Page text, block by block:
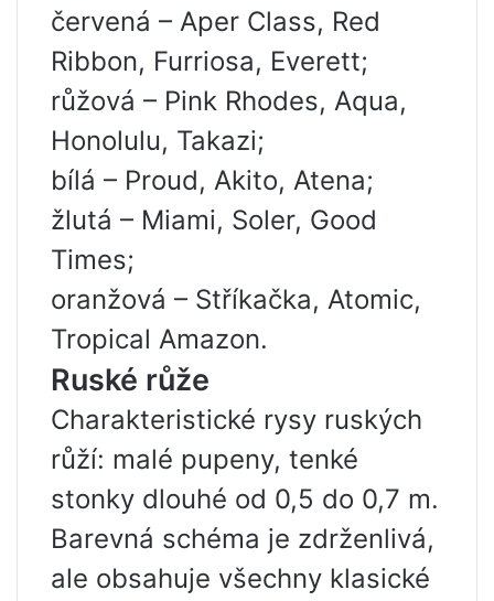
červená – Aper Class, Red
Ribbon, Furriosa, Everett;
růžová – Pink Rhodes, Aqua,
Honolulu, Takazi;
bílá – Proud, Akito, Atena;
žlutá – Miami, Soler, Good
Times;
oranžová – Stříkačka, Atomic,
Tropical Amazon.
Ruské růže
Charakteristické rysy ruských
růží: malé pupeny, tenké
stonky dlouhé od 0,5 do 0,7 m.
Barevná schéma je zdrženlivá,
ale obsahuje všechny klasické